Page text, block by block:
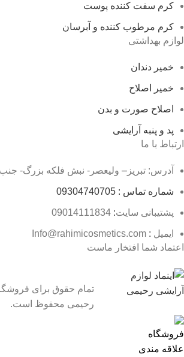
کرم سفت کننده پوست
کرم مرطوب کننده و آبرسان
لوازم بهداشتی
خمیر دندان
خمیر اصلاح
اصلاح صورت و بدن
پد و پنبه آرایشی
ارتباط با ما
آدرس: تبریز – ولیعصر- نبش فلکه بزرگ-
شماره تماس : 09304740705
پشتیبانی سایت:
ایمیل :
اعتماد شما افتخار ماست
تمام حقوق برای
رحیمی محفوظ است.
فروشگاه
علاقه مندی